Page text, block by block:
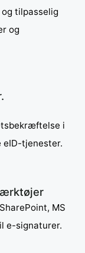
tilpasselig
og
i
eID-tjenester.
MS
e-signaturer.